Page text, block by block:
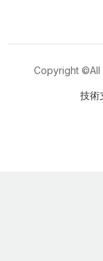
Copyright
技術